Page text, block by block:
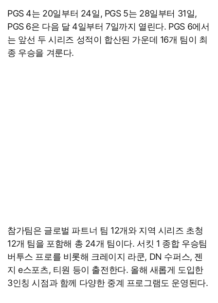
PGS 4는 20일부터 24일, PGS 5는 28일부터 31일,
PGS 6은 다음 달 4일부터 7일까지 열린다. PGS 6에서
는 앞선 두 시리즈 성적이 합산된 가운데 16개 팀이 최
종 우승을 겨룬다.
참가팀은 글로벌 파트너 팀 12개와 지역 시리즈 초청
12개 팀을 포함해 총 24개 팀이다. 서킷 1 종합 우승팀
버투스 프로를 비롯해 크레이지 라쿤, DN 수퍼스, 젠
지 e스포츠, 티원 등이 출전한다. 올해 새롭게 도입한
3인칭 시점과 함께 다양한 중계 프로그램도 운영된다.